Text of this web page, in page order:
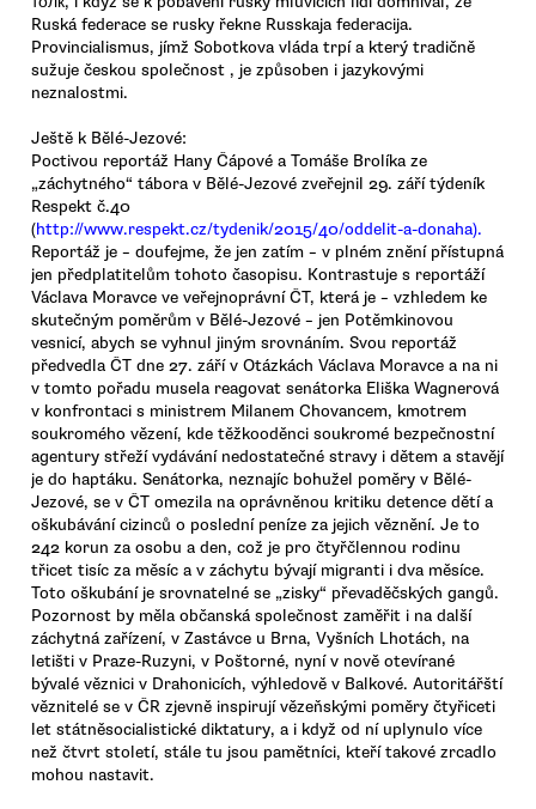
Ruská federace se rusky řekne Russkaja federacija.
Provincialismus, jímž Sobotkova vláda trpí a který tradičně
sužuje českou společnost , je způsoben i jazykovými
neznalostmi.
Ještě k Bělé-Jezové:
Poctivou reportáž Hany Čápové a Tomáše Brolíka ze
„záchytného“ tábora v Bělé-Jezové zveřejnil 29. září týdeník
Respekt č.40
(http://www.respekt.cz/tydenik/2015/40/oddelit-a-donaha).
Reportáž je – doufejme, že jen zatím – v plném znění přístupná
jen předplatitelům tohoto časopisu. Kontrastuje s reportáží
Václava Moravce ve veřejnoprávní ČT, která je – vzhledem ke
skutečným poměrům v Bělé-Jezové – jen Potěmkinovou
vesnicí, abych se vyhnul jiným srovnáním. Svou reportáž
předvedla ČT dne 27. září v Otázkách Václava Moravce a na ni
v tomto pořadu musela reagovat senátorka Eliška Wagnerová
v konfrontaci s ministrem Milanem Chovancem, kmotrem
soukromého vězení, kde těžkooděnci soukromé bezpečnostní
agentury střeží vydávání nedostatečné stravy i dětem a stavějí
je do haptáku. Senátorka, neznajíc bohužel poměry v Bělé-
Jezové, se v ČT omezila na oprávněnou kritiku detence dětí a
oškubávání cizinců o poslední peníze za jejich věznění. Je to
242 korun za osobu a den, což je pro čtyřčlennou rodinu
třicet tisíc za měsíc a v záchytu bývají migranti i dva měsíce.
Toto oškubání je srovnatelné se „zisky“ převaděčských gangů.
Pozornost by měla občanská společnost zaměřit i na další
záchytná zařízení, v Zastávce u Brna, Vyšních Lhotách, na
letišti v Praze-Ruzyni, v Poštorné, nyní v nově otevírané
bývalé věznici v Drahonicích, výhledově v Balkové. Autoritářští
věznitelé se v ČR zjevně inspirují vězeňskými poměry čtyřiceti
let státněsocialistické diktatury, a i když od ní uplynulo více
než čtvrt století, stále tu jsou pamětníci, kteří takové zrcadlo
mohou nastavit.